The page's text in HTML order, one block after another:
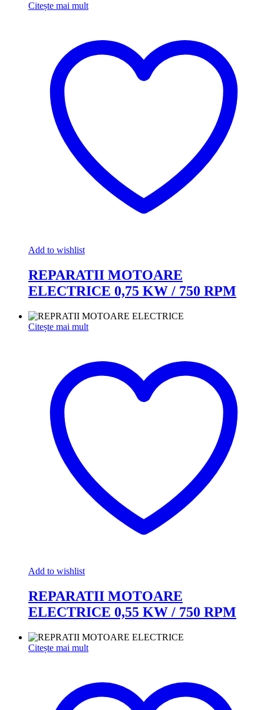
Citește mai mult
Add to wishlist
REPARATII MOTOARE
ELECTRICE 0,75 KW / 750 RPM
Citește mai mult
Add to wishlist
REPARATII MOTOARE
ELECTRICE 0,55 KW / 750 RPM
Citește mai mult